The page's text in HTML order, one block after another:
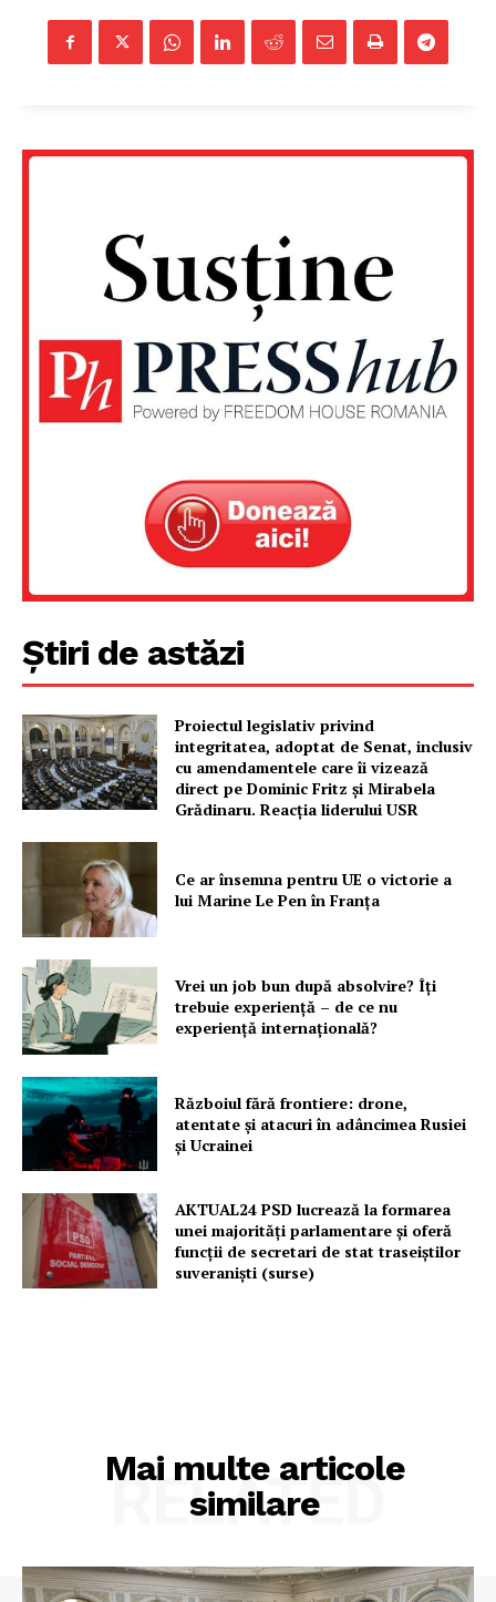
Un proiect
FREEDOM HOUSE ROMÂNIA
PRESShub
Despre noi / Echipa
Proiecte editoriale
Contact
Știri de astăzi
Proiectul legislativ privind
integritatea, adoptat de Senat, inclusiv
cu amendamentele care îi vizează
direct pe Dominic Fritz și Mirabela
Grădinaru. Reacția liderului USR
Ce ar însemna pentru UE o victorie a
lui Marine Le Pen în Franța
Vrei un job bun după absolvire? Îți
trebuie experiență – de ce nu
experiență internațională?
Războiul fără frontiere: drone,
atentate și atacuri în adâncimea Rusiei
și Ucrainei
AKTUAL24 PSD lucrează la formarea
unei majorităţi parlamentare și oferă
funcții de secretari de stat traseiștilor
suveraniști (surse)
Mai multe articole
similare
RELATED